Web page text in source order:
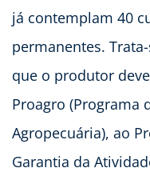
já contemplam 40
permanentes.
que o produtor
Proagro (Programa
Agropecuária), ao
Garantia da